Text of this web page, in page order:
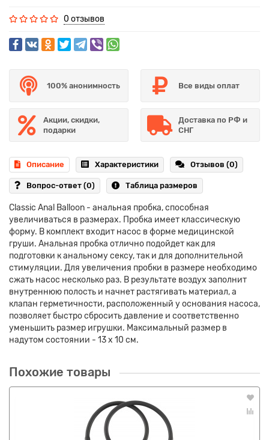
0 отзывов
100% анонимность Все виды оплат
Акции, скидки,
подарки
Доставка по РФ и
СНГ
Описание Характеристики Отзывов (0)
Вопрос-ответ (0) Таблица размеров
Classic Anal Balloon - анальная пробка, способная
увеличиваться в размерах. Пробка имеет классическую
форму. В комплект входит насос в форме медицинской
груши. Анальная пробка отлично подойдет как для
подготовки к анальному сексу, так и для дополнительной
стимуляции. Для увеличения пробки в размере необходимо
сжать насос несколько раз. В результате воздух заполнит
внутреннюю полость и начнет растягивать материал, а
клапан герметичности, расположенный у основания насоса,
позволяет быстро сбросить давление и соответственно
уменьшить размер игрушки. Максимальный размер в
надутом состоянии - 13 х 10 см.
Похожие товары